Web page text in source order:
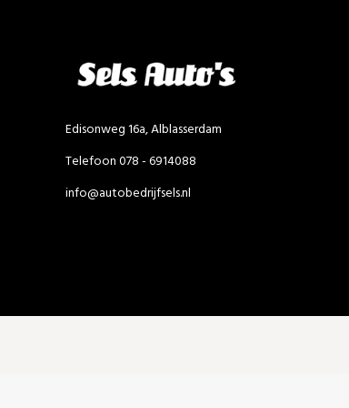
Edisonweg 16a, Alblasserdam
Telefoon 078 - 6914088
info@autobedrijfsels.nl